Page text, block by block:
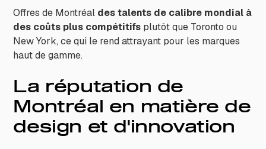
Offres de Montréal des talents de calibre mondial à
des coûts plus compétitifs plutôt que Toronto ou
New York, ce qui le rend attrayant pour les marques
haut de gamme.
La réputation de
Montréal en matière de
design et d'innovation